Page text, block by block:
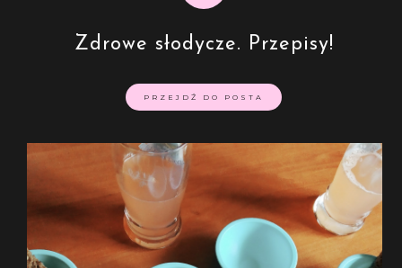
Zdrowe słodycze. Przepisy!
PRZEJDŹ DO POSTA